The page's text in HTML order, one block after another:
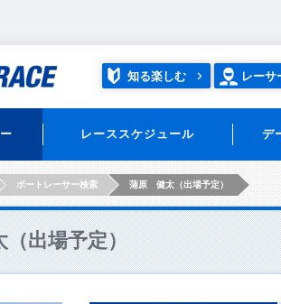
知る楽しむ レーサ
レーススケジュール デ
ボートレーサー検索 蒲原 健太（出場予定）
（出場予定）